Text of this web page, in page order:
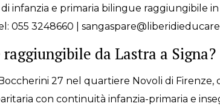
infanzia e primaria bilingue raggiungibile
055 3248660 |
da Lastra a Signa?
27 nel quartiere Novoli di Firenze,
con continuità infanzia-primaria e